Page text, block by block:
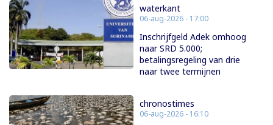
waterkant
06-aug-2026 - 17:00
Inschrijfgeld Adek omhoog
naar SRD 5.000;
betalingsregeling van drie
naar twee termijnen
chronostimes
06-aug-2026 - 16:10